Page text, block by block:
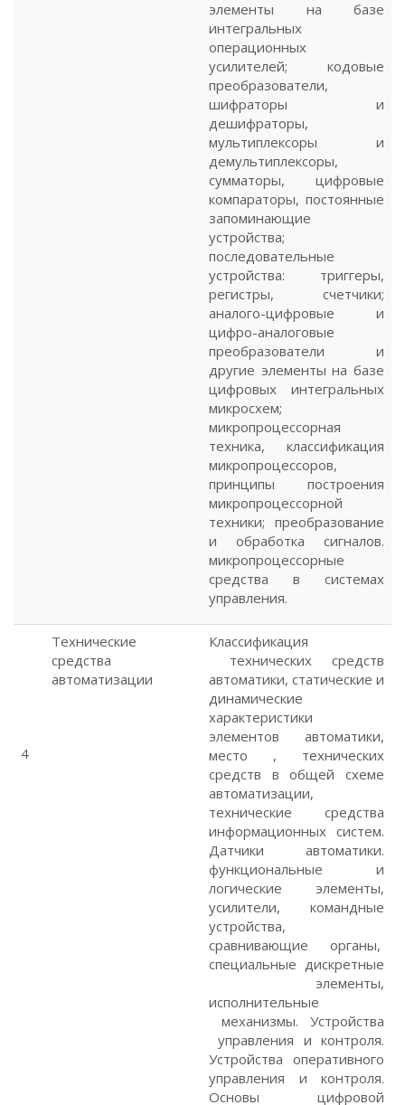
элементы на базе
интегральных
операционных
усилителей; кодовые
преобразователи,
шифраторы и
дешифраторы,
мультиплексоры и
демультиплексоры,
сумматоры, цифровые
компараторы, постоянные
запоминающие
устройства;
последовательные
устройства: триггеры,
регистры, счетчики;
аналого-цифровые и
цифро-аналоговые
преобразователи и
другие элементы на базе
цифровых интегральных
микросхем;
микропроцессорная
техника, классификация
микропроцессоров,
принципы построения
микропроцессорной
техники; преобразование
и обработка сигналов.
микропроцессорные
средства в системах
управления.
4
Технические
средства
автоматизации
Классификация
технических средств
автоматики, статические и
динамические
характеристики
элементов автоматики,
место , технических
средств в общей схеме
автоматизации,
технические средства
информационных систем.
Датчики автоматики.
функциональные и
логические элементы,
усилители, командные
устройства,
сравнивающие органы,
специальные дискретные
элементы,
исполнительные
механизмы. Устройства
управления и контроля.
Устройства оперативного
управления и контроля.
Основы цифровой